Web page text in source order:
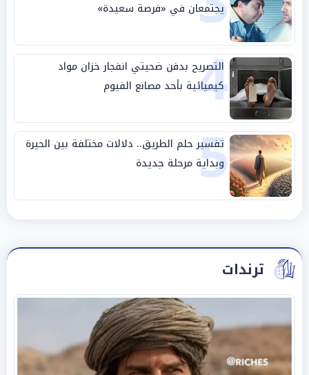
يجتمعان في «فرصة سعيدة»
4
التصريح بدفن ضحيتي انفجار خزان مواد
كيميائية بأحد مصانع الفيوم
5
تفسير حلم الطريق.. دلالات مختلفة بين الحيرة
وبداية مرحلة جديدة
ترندات